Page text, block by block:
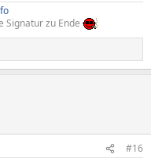
Signatur zu Ende
#16